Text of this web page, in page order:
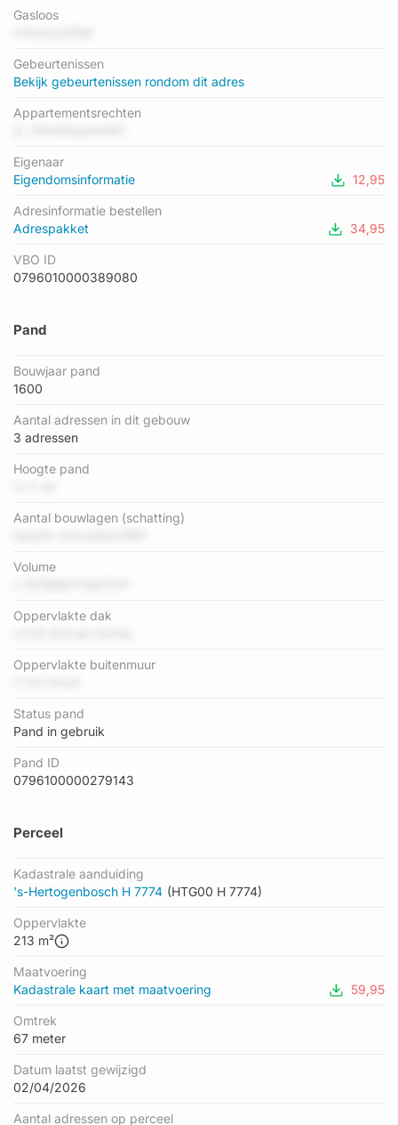
Er is geen energielabel geregistreerd voor het adres. Het
heeft als status: 'verblijfsobject in gebruik'. Het pand waarin dit
adres ligt heeft als status: 'pand in gebruik'.
Gasloos
Gebeurtenissen
Bekijk gebeurtenissen rondom dit adres
Appartementsrechten
Eigenaar
Eigendomsinformatie
12,95
Adresinformatie bestellen
Adrespakket
34,95
VBO ID
0796010000389080
Pand
Bouwjaar pand
1600
Aantal adressen in dit gebouw
3 adressen
Hoogte pand
Aantal bouwlagen (schatting)
Volume
Oppervlakte dak
Oppervlakte buitenmuur
Status pand
Pand in gebruik
Pand ID
0796100000279143
Perceel
Kadastrale aanduiding
's-Hertogenbosch H 7774 (HTG00 H 7774)
Oppervlakte
213 m²
Maatvoering
Kadastrale kaart met maatvoering
59,95
Omtrek
67 meter
Datum laatst gewijzigd
02/04/2026
Aantal adressen op perceel